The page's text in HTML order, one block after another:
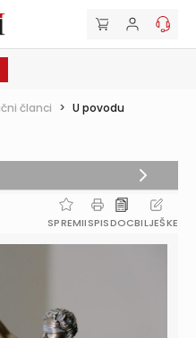
članci > U povodu
SPREMIISPISDOCBILJEŠKE